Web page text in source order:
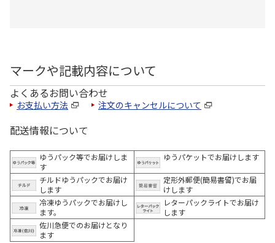
マークや記載内容について
よくあるお問い合わせ
お支払い方法 注文のキャンセルについて
配送情報について
ゆうパック等でお届けしま
す
ゆうパケットでお届けします
チルドゆうパックでお届け
します
定形外郵便(簡易書留)でお届
けします
冷凍ゆうパックでお届けし
ます。
レターパックライトでお届け
します
佐川急便でのお届けとなり
ます